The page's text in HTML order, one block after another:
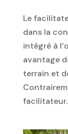
Le
dans la
intégré à
avantage
terrain et